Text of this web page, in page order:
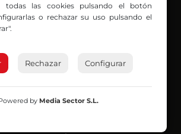
Nervión
Iker
Iñigo
Joseba
Mar y Cielo
Miguel Ángel
todas las cookies pulsando el botón
o rechazar su uso pulsando el
Rechazar Configurar
by Media Sector S.L.